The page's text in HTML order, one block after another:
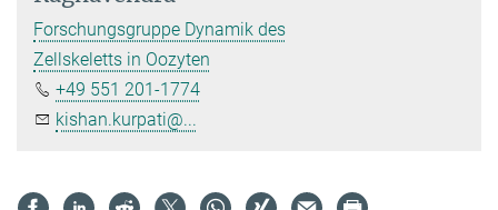
Forschungsgruppe Dynamik des
Zellskeletts in Oozyten
+49 551 201-1774
kishan.kurpati@...